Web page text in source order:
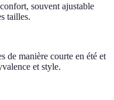
souvent ajustable
tailles.
de manière courte en été et
et style.